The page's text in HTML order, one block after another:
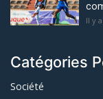
Il y
Catégories
Société